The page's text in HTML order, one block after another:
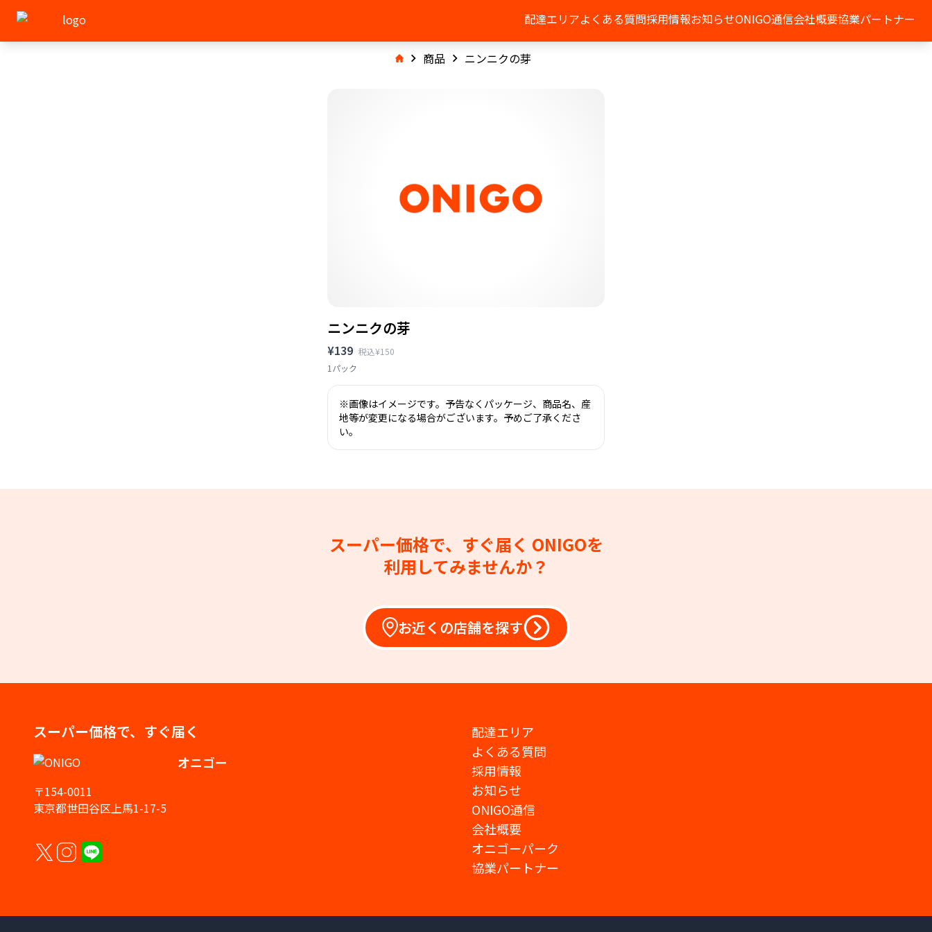
配達エリアよくある質問採用情報お知らせONIGO通信会社概要協業パートナー
商品 ニンニクの芽
ニンニクの芽
¥139 税込¥150
1パック
※画像はイメージです。予告なくパッケージ、商品名、産
地等が変更になる場合がございます。予めご了承くださ
い。
スーパー価格で、すぐ届く ONIGOを
利用してみませんか？
お近くの店舗を探す
スーパー価格で、すぐ届く
オニゴー
〒154-0011
東京都世田谷区上馬1-17-5
配達エリア
よくある質問
採用情報
お知らせ
ONIGO通信
会社概要
オニゴーパーク
協業パートナー